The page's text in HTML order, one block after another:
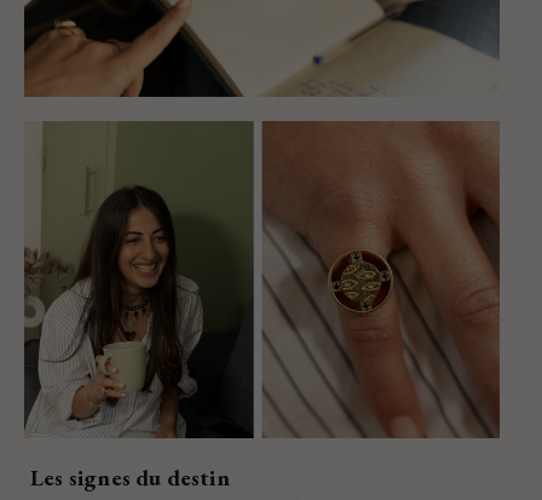
Les signes du destin